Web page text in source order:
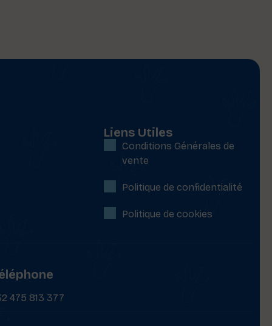
Liens Utiles
Conditions Générales de
vente
Politique de confidentialité
Politique de cookies
475 813 377